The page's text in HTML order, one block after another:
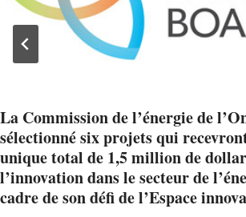
La Commission de l’énergie de
sélectionné six projets qui
unique total de 1,5 million de
l’innovation dans le secteur de
cadre de son défi de l’Espace